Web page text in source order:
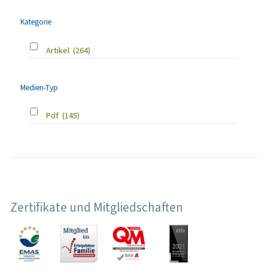
Kategorie
Artikel (264)
Medien-Typ
Pdf (145)
Zertifikate und Mitgliedschaften